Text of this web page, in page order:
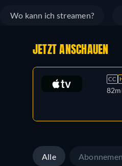
Wo kann ich streamen?
JETZT ANSCHAUEN
CC
Alle